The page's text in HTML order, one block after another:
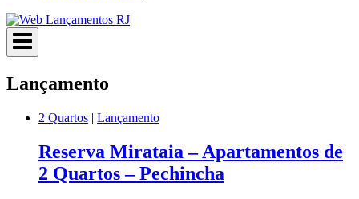
Lançamento
2 Quartos | Lançamento
Reserva Mirataia – Apartamentos de
2 Quartos – Pechincha